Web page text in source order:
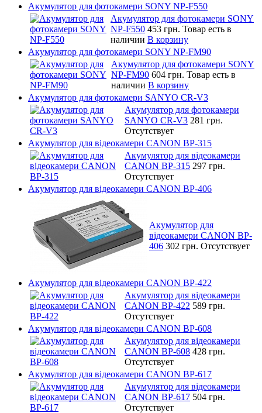
Акумулятор для фотокамери SONY NP-F550
Акумулятор для фотокамери SONY
NP-F550 453 грн. Товар есть в
наличии В корзину
Акумулятор для фотокамери SONY NP-FM90
Акумулятор для фотокамери SONY
NP-FM90 604 грн. Товар есть в
наличии В корзину
Акумулятор для фотокамери SANYO CR-V3
Акумулятор для фотокамери
SANYO CR-V3 281 грн.
Отсутствует
Акумулятор для відеокамери CANON BP-315
Акумулятор для відеокамери
CANON BP-315 297 грн.
Отсутствует
Акумулятор для відеокамери CANON BP-406
Акумулятор для
відеокамери CANON BP-
406 302 грн. Отсутствует
Акумулятор для відеокамери CANON BP-422
Акумулятор для відеокамери
CANON BP-422 589 грн.
Отсутствует
Акумулятор для відеокамери CANON BP-608
Акумулятор для відеокамери
CANON BP-608 428 грн.
Отсутствует
Акумулятор для відеокамери CANON BP-617
Акумулятор для відеокамери
CANON BP-617 504 грн.
Отсутствует